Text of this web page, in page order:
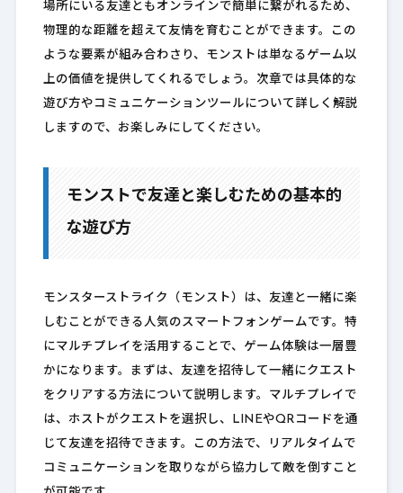
場所にいる友達ともオンラインで簡単に繋がれるため、
物理的な距離を超えて友情を育むことができます。この
ような要素が組み合わさり、モンストは単なるゲーム以
上の価値を提供してくれるでしょう。次章では具体的な
遊び方やコミュニケーションツールについて詳しく解説
しますので、お楽しみにしてください。
モンストで友達と楽しむための基本的
な遊び方
モンスターストライク（モンスト）は、友達と一緒に楽
しむことができる人気のスマートフォンゲームです。特
にマルチプレイを活用することで、ゲーム体験は一層豊
かになります。まずは、友達を招待して一緒にクエスト
をクリアする方法について説明します。マルチプレイで
は、ホストがクエストを選択し、LINEやQRコードを通
じて友達を招待できます。この方法で、リアルタイムで
コミュニケーションを取りながら協力して敵を倒すこと